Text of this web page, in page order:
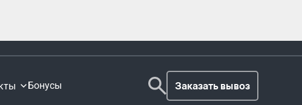
Бонусы Заказать вывоз